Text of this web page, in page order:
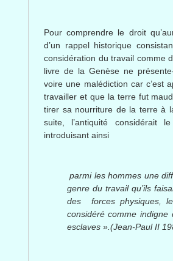
Pour comprendre le droit
d’un rappel historique
considération du travail comme
livre de la Genèse ne
voire une malédiction car c’est
travailler et que la terre fut
tirer sa nourriture de la terre à
suite, l’antiquité considérait
introduisant ainsi
parmi les hommes une
genre du travail qu’ils
des forces physiques,
considéré comme
esclaves ».(Jean-Paul II